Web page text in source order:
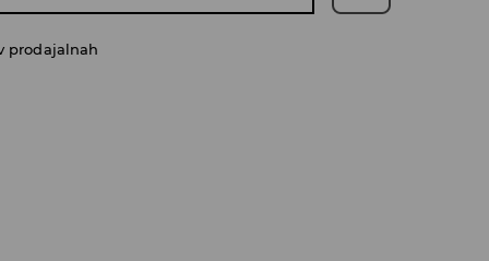
prodajalnah